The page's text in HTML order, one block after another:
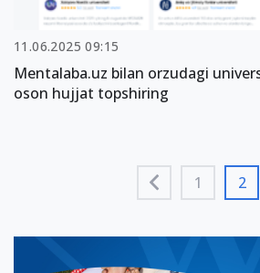
11.06.2025 09:15
Mentalaba.uz bilan orzudagi
oson hujjat topshiring
1 2